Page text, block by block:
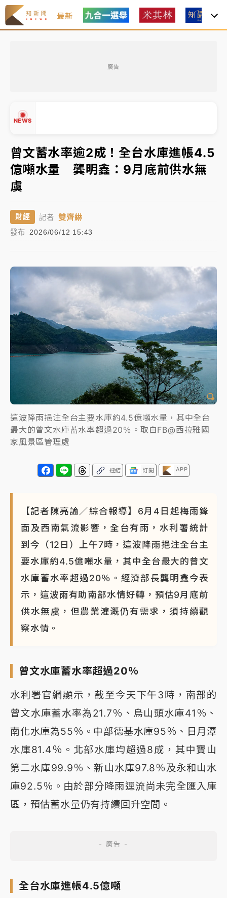
最新
廣告
NEWS
處置制度大變革！ 證交所今起縮短股票「關禁閉」天
數與撮合時間
才續任就飛美國大學面試 清大校長高為元致歉：機會
到來時引起我的好奇
白海豚颱風解除海警 西南風來了！4縣市大雨特報、各
地午後雷雨
分析｜
標？ 鴻海本週法說法人關注的四大重點
中租控股7月營收創今年新高 前7月獲利成長6%
獨家｜
和欣客運總裁逝世！少東涉洗錢遭收押 戴手銬
腳鐐提前奔靈堂畫面曝
處置制度大變革！ 證交所今起縮短股票「關禁閉」天
數與撮合時間
才續任就飛美國大學面試 清大校長高為元致歉：機會
到來時引起我的好奇
白海豚颱風解除海警 西南風來了！4縣市大雨特報、各
地午後雷雨
分析｜ 7月營收甫首破單月9000億元下半年續旺指
標？ 鴻海本週法說法人關注的四大重點
NBA｜ 傳奇名帥驚傳離世！曾以「瘋狂籃球」震撼聯
盟 兩大愛徒向他致
▼
曾文蓄水率逾2成！全台水庫進帳4.5
億噸水量 龔明鑫：9月底前供水無
虞
財經 記者 雙齊綝
發布 2026/06/12 15:43
這波降雨挹注全台主要水庫約4.5億噸水量，其中全台
最大的曾文水庫蓄水率超過20％。取自FB@西拉雅國
家風景區管理處
連結 訂閱 APP
【記者陳亮諭／綜合報導】6月4日起梅雨鋒
面及西南氣流影響，全台有雨，水利署統計
到今（12日）上午7時，這波降雨挹注全台主
要水庫約4.5億噸水量，其中全台最大的曾文
水庫蓄水率超過20％。經濟部長龔明鑫今表
示，這波雨有助南部水情好轉，預估9月底前
供水無虞，但農業灌溉仍有需求，須持續觀
察水情。
曾文水庫蓄水率超過20％
水利署官網顯示，截至今天下午3時，南部的
曾文水庫蓄水率為21.7％、烏山頭水庫41％、
南化水庫為55％。中部德基水庫95％、日月潭
水庫81.4％。北部水庫均超過8成，其中寶山
第二水庫99.9％、新山水庫97.8％及永和山水
庫92.5％。由於部分降雨逕流尚未完全匯入庫
區，預估蓄水量仍有持續回升空間。
全台水庫進帳4.5億噸